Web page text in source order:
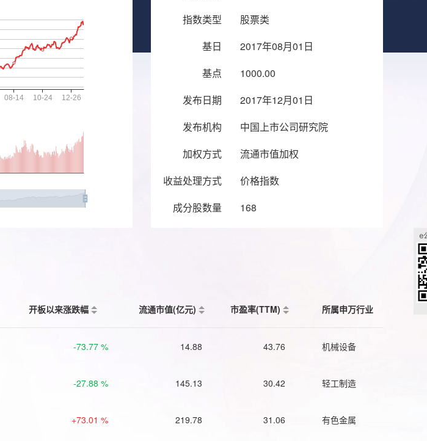
指数类型
股票类
基日
2017年08月01日
基点
1000.00
发布日期
2017年12月01日
发布机构
中国上市公司研究院
加权方式
流通市值加权
收益处理方式
价格指数
成分股数量
168
开板以来涨跌幅 流通市值(亿元) 市盈率(TTM) 所属申万行业
-73.77 % 14.88 43.76 机械设备
-27.88 % 145.13 30.42 轻工制造
+73.01 % 219.78 31.06 有色金属